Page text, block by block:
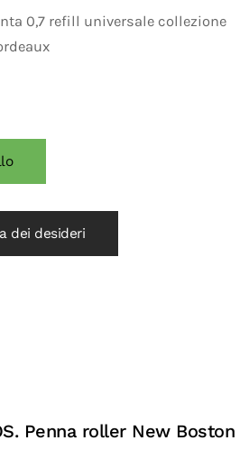
0,7 refill universale collezione
dei desideri
Penna roller New Boston